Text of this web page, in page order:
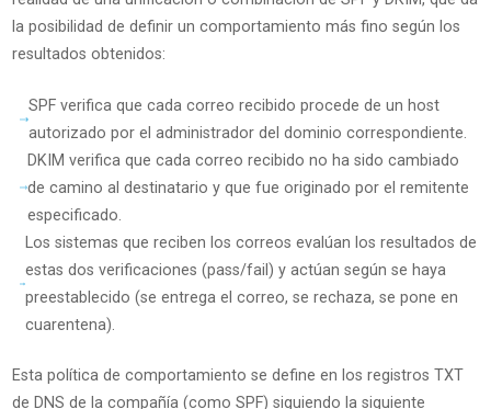
la posibilidad de definir un comportamiento más fino según los
resultados obtenidos:
SPF verifica que cada correo recibido procede de un host
autorizado por el administrador del dominio correspondiente.
DKIM verifica que cada correo recibido no ha sido cambiado
de camino al destinatario y que fue originado por el remitente
especificado.
Los sistemas que reciben los correos evalúan los resultados de
estas dos verificaciones (pass/fail) y actúan según se haya
preestablecido (se entrega el correo, se rechaza, se pone en
cuarentena).
Esta política de comportamiento se define en los registros TXT
de DNS de la compañía (como SPF) siguiendo la siguiente